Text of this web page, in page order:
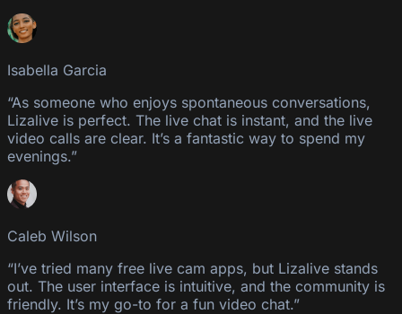
Isabella Garcia
“As someone who enjoys spontaneous conversations,
Lizalive is perfect. The live chat is instant, and the live
video calls are clear. It’s a fantastic way to spend my
evenings.”
Caleb Wilson
“I’ve tried many free live cam apps, but Lizalive stands
out. The user interface is intuitive, and the community is
friendly. It’s my go-to for a fun video chat.”